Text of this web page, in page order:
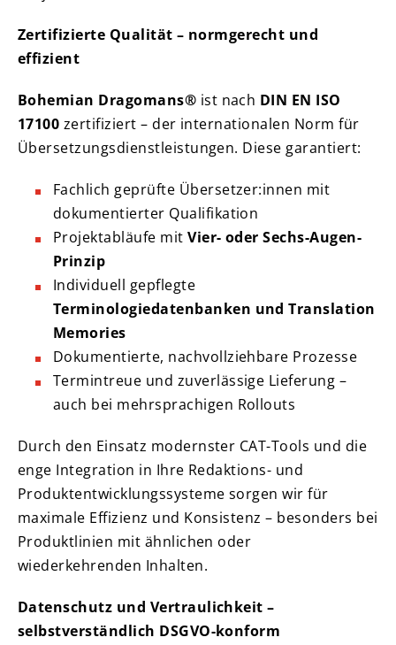
Zertifizierte Qualität – normgerecht und
effizient
Bohemian Dragomans® ist nach DIN EN ISO
17100 zertifiziert – der internationalen Norm für
Übersetzungsdienstleistungen. Diese garantiert:
Fachlich geprüfte Übersetzer:innen mit
dokumentierter Qualifikation
Projektabläufe mitVier- oder Sechs-Augen-
Prinzip
Individuell gepflegte
Terminologiedatenbanken und Translation
Memories
Dokumentierte, nachvollziehbare Prozesse
Termintreue und zuverlässige Lieferung –
auch bei mehrsprachigen Rollouts
Durch den Einsatz modernster CAT-Tools und die
enge Integration in Ihre Redaktions- und
Produktentwicklungssysteme sorgen wir für
maximale Effizienz und Konsistenz – besonders bei
Produktlinien mit ähnlichen oder
wiederkehrenden Inhalten.
Datenschutz und Vertraulichkeit –
selbstverständlich DSGVO-konform